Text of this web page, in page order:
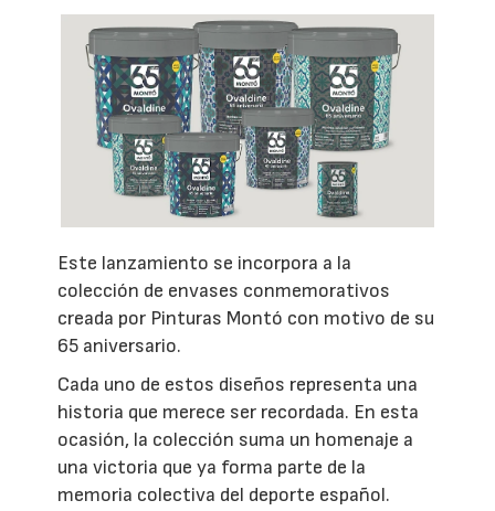
Este lanzamiento se incorpora a la
colección de envases conmemorativos
creada por Pinturas Montó con motivo de su
65 aniversario.
Cada uno de estos diseños representa una
historia que merece ser recordada. En esta
ocasión, la colección suma un homenaje a
una victoria que ya forma parte de la
memoria colectiva del deporte español.